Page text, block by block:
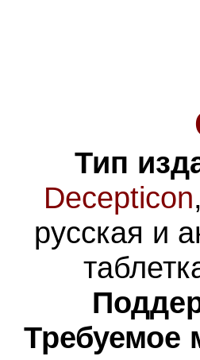
Тип
Decepticon
русская и
Требуемое